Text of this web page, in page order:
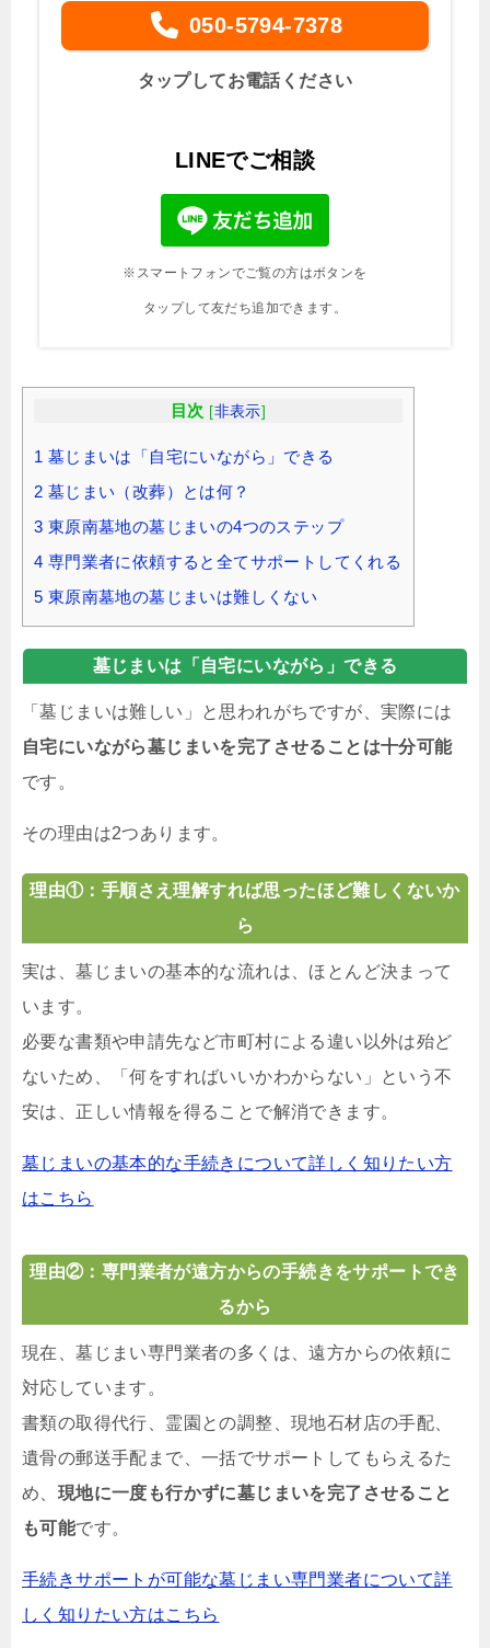
050-5794-7378
タップしてお電話ください
LINEでご相談
※スマートフォンでご覧の方はボタンを
タップして友だち追加できます。
目次 [非表示]
1 墓じまいは「自宅にいながら」できる
2 墓じまい（改葬）とは何？
3 東原南墓地の墓じまいの4つのステップ
4 専門業者に依頼すると全てサポートしてくれる
5 東原南墓地の墓じまいは難しくない
墓じまいは「自宅にいながら」できる
「墓じまいは難しい」と思われがちですが、実際には
自宅にいながら墓じまいを完了させることは十分可能
です。
その理由は2つあります。
理由①：手順さえ理解すれば思ったほど難しくないか
ら
実は、墓じまいの基本的な流れは、ほとんど決まって
います。
必要な書類や申請先など市町村による違い以外は殆ど
ないため、「何をすればいいかわからない」という不
安は、正しい情報を得ることで解消できます。
墓じまいの基本的な手続きについて詳しく知りたい方
はこちら
理由②：専門業者が遠方からの手続きをサポートでき
るから
現在、墓じまい専門業者の多くは、遠方からの依頼に
対応しています。
書類の取得代行、霊園との調整、現地石材店の手配、
遺骨の郵送手配まで、一括でサポートしてもらえるた
め、 現地に一度も行かずに墓じまいを完了させること
も可能です。
手続きサポートが可能な墓じまい専門業者について詳
しく知りたい方はこちら